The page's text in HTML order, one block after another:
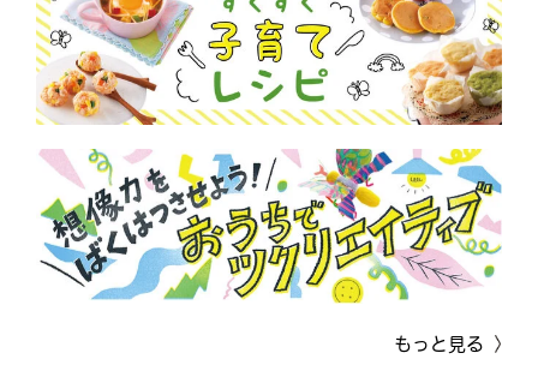
もっと見る